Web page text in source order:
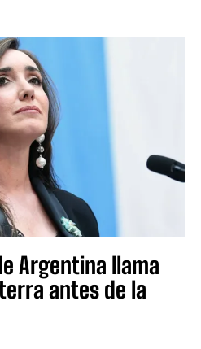
Argentina llama
antes de la